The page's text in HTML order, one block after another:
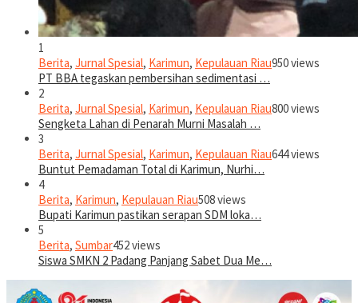
1
Berita, Jurnal Spesial, Karimun, Kepulauan Riau950 views
PT BBA tegaskan pembersihan sedimentasi …
2
Berita, Jurnal Spesial, Karimun, Kepulauan Riau800 views
Sengketa Lahan di Penarah Murni Masalah …
3
Berita, Jurnal Spesial, Karimun, Kepulauan Riau644 views
Buntut Pemadaman Total di Karimun, Nurhi…
4
Berita, Karimun, Kepulauan Riau508 views
Bupati Karimun pastikan serapan SDM loka…
5
Berita, Sumbar452 views
Siswa SMKN 2 Padang Panjang Sabet Dua Me…